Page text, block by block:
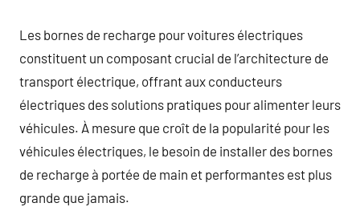
Les bornes de recharge pour voitures électriques
constituent un composant crucial de l’architecture de
transport électrique, offrant aux conducteurs
électriques des solutions pratiques pour alimenter leurs
véhicules. À mesure que croît de la popularité pour les
véhicules électriques, le besoin de installer des bornes
de recharge à portée de main et performantes est plus
grande que jamais.